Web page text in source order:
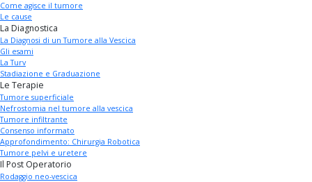
Come agisce il tumore
Le cause
La Diagnostica
La Diagnosi di un Tumore alla Vescica
Gli esami
La Turv
Stadiazione e Graduazione
Le Terapie
Tumore superficiale
Nefrostomia nel tumore alla vescica
Tumore infiltrante
Consenso informato
Approfondimento: Chirurgia Robotica
Tumore pelvi e uretere
Il Post Operatorio
Rodaggio neo-vescica